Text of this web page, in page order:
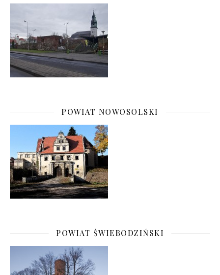
POWIAT NOWOSOLSKI
POWIAT ŚWIEBODZIŃSKI